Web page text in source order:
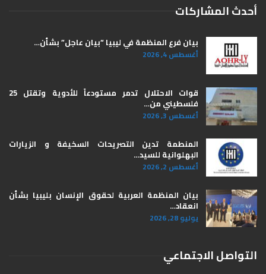
أحدث المشاركات
بيان فرع المنظمة في ليبيا “بيان عاجل” بشأن…
أغسطس 4, 2026
قوات الاحتلال تدمر مستودعاً للأدوية وتقتل 25
فلسطيني من…
أغسطس 3, 2026
المنطمة تدين التصريحات السخيفة و الزيارات
البهلوانية للسيد…
أغسطس 2, 2026
بيان المنظمة العربية لحقوق الإنسان بليبيا ​بشأن
انعقاد…
يوليو 28, 2026
التواصل الاجتماعي